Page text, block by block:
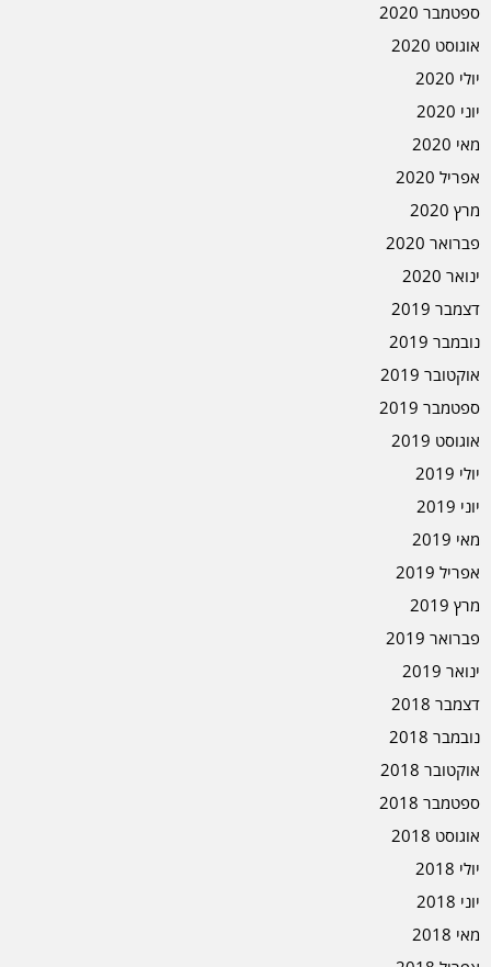
ספטמבר 2020
אוגוסט 2020
יולי 2020
יוני 2020
מאי 2020
אפריל 2020
מרץ 2020
פברואר 2020
ינואר 2020
דצמבר 2019
נובמבר 2019
אוקטובר 2019
ספטמבר 2019
אוגוסט 2019
יולי 2019
יוני 2019
מאי 2019
אפריל 2019
מרץ 2019
פברואר 2019
ינואר 2019
דצמבר 2018
נובמבר 2018
אוקטובר 2018
ספטמבר 2018
אוגוסט 2018
יולי 2018
יוני 2018
מאי 2018